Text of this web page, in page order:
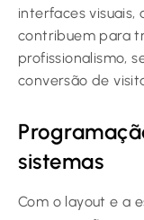
interfaces visuais,
contribuem para
profissionalismo,
conversão de
sistemas
Com o layout e a